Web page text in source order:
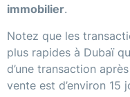
immobilier.
Notez que les
plus rapides à Dubaï
d’une transaction
vente est d’environ 15